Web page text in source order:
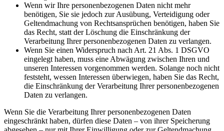
Wenn wir Ihre personenbezogenen Daten nicht mehr
benötigen, Sie sie jedoch zur Ausübung, Verteidigung oder
Geltendmachung von Rechtsansprüchen benötigen, haben Sie
das Recht, statt der Löschung die Einschränkung der
Verarbeitung Ihrer personenbezogenen Daten zu verlangen.
Wenn Sie einen Widerspruch nach Art. 21 Abs. 1 DSGVO
eingelegt haben, muss eine Abwägung zwischen Ihren und
unseren Interessen vorgenommen werden. Solange noch nicht
feststeht, wessen Interessen überwiegen, haben Sie das Recht,
die Einschränkung der Verarbeitung Ihrer personenbezogenen
Daten zu verlangen.
Wenn Sie die Verarbeitung Ihrer personenbezogenen Daten
eingeschränkt haben, dürfen diese Daten – von ihrer Speicherung